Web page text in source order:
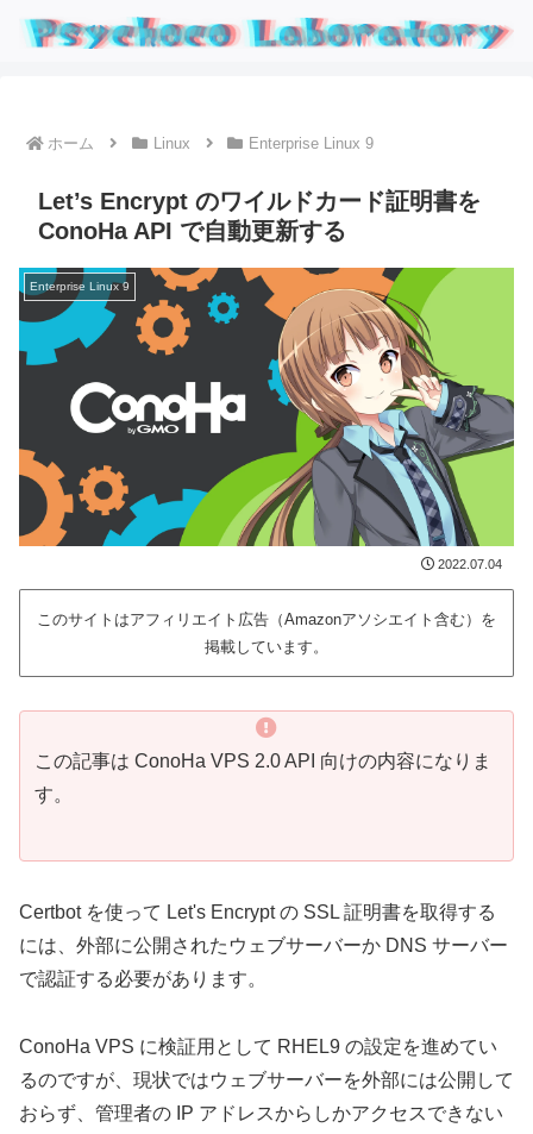
ホーム Linux Enterprise Linux 9
Let’s Encrypt のワイルドカード証明書を
ConoHa API で自動更新する
Enterprise Linux 9
2022.07.04
このサイトはアフィリエイト広告（Amazonアソシエイト含む）を
掲載しています。
この記事は ConoHa VPS 2.0 API 向けの内容になりま
す。
Certbot を使って Let's Encrypt の SSL 証明書を取得する
には、外部に公開されたウェブサーバーか DNS サーバー
で認証する必要があります。
ConoHa VPS に検証用として RHEL9 の設定を進めてい
るのですが、現状ではウェブサーバーを外部には公開して
おらず、管理者の IP アドレスからしかアクセスできない